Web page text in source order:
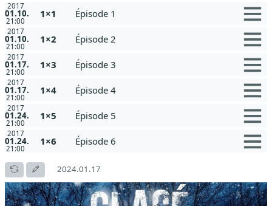
2017
01.10.
21:00
1×1 Épisode 1
2017
01.10.
21:00
1×2 Épisode 2
2017
01.17.
21:00
1×3 Épisode 3
2017
01.17.
21:00
1×4 Épisode 4
2017
01.24.
21:00
1×5 Épisode 5
2017
01.24.
21:00
1×6 Épisode 6
2024.01.17